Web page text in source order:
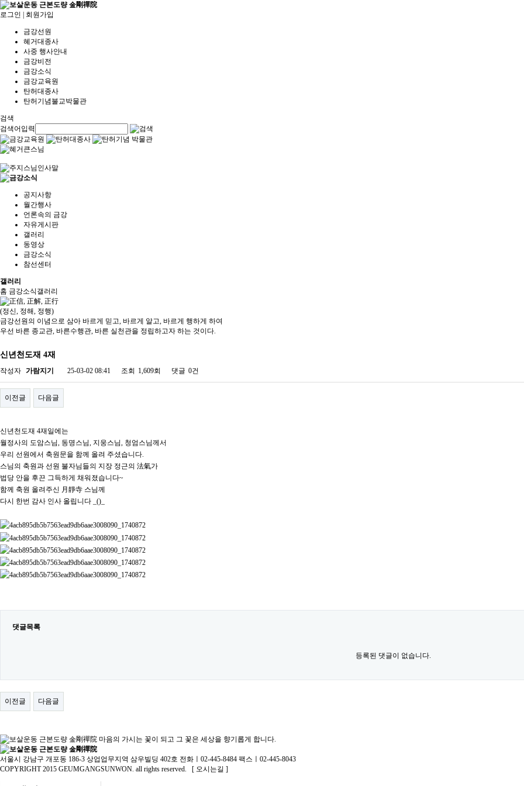
로그인 회원가입
금강선원
혜거대종사
사중 행사안내
금강비전
금강소식
금강교육원
탄허대종사
탄허기념불교박물관
검색
검색어입력
공지사항
월간행사
언론속의 금강
자유게시판
갤러리
동영상
금강소식
참선센터
갤러리
홈 금강소식갤러리
(정신, 정해, 정행)
금강선원의 이념으로 삼아 바르게 믿고, 바르게 알고, 바르게 행하게 하여
우선 바른 종교관, 바른수행관, 바른 실천관을 정립하고자 하는 것이다.
신년천도재 4재
작성자 가람지기 25-03-02 08:41 조회 1,609회 댓글 0건
이전글 다음글
신년천도재 4재일에는
월정사의 도암스님, 동명스님, 지웅스님, 청엄스님께서
우리 선원에서 축원문을 함께 올려 주셨습니다.
스님의 축원과 선원 불자님들의 지장 정근의 法氣가
법당 안을 후끈 그득하게 채워졌습니다~
함께 축원 올려주신 月靜寺 스님께
다시 한번 감사 인사 올립니다 _()_
댓글목록
등록된 댓글이 없습니다.
이전글 다음글
서울시 강남구 개포동 186-3 상업업무지역 삼우빌딩 402호 전화ㅣ02-445-8484 팩스ㅣ02-445-8043
COPYRIGHT 2015 GEUMGANGSUNWON. all rights reserved. [ 오시는길 ]